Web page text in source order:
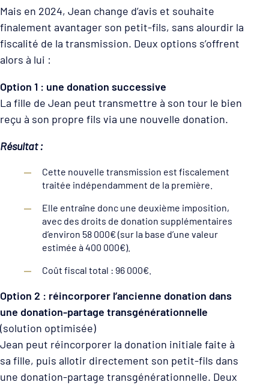
Mais en 2024, Jean change d’avis et souhaite
finalement avantager son petit-fils, sans alourdir la
fiscalité de la transmission. Deux options s’offrent
alors à lui :
Option 1 : une donation successive
La fille de Jean peut transmettre à son tour le bien
reçu à son propre fils via une nouvelle donation.
Résultat :
Cette nouvelle transmission est fiscalement
traitée indépendamment de la première.
Elle entraîne donc une deuxième imposition,
avec des droits de donation supplémentaires
d’environ 58 000€ (sur la base d’une valeur
estimée à 400 000€).
Coût fiscal total : 96 000€.
Option 2 : réincorporer l’ancienne donation dans
une donation-partage transgénérationnelle
(solution optimisée)
Jean peut réincorporer la donation initiale faite à
sa fille, puis allotir directement son petit-fils dans
une donation-partage transgénérationnelle. Deux